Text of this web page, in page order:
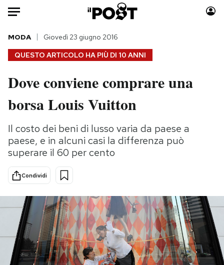
Auto
HOME
Italia
Politica
Tecnologia
Internet
Scienza
Cultura
Economia
Sport
Moda
Consumismi
Storie/Idee
Ok Boomer!
Mondiali calcio 2026
PODCAST
QUESTO ARTICOLO HA PIÙ DI 10 ANNI
MODA Giovedì 23 giugno 2016
Dove conviene comprare una
borsa Louis Vuitton
Il costo dei beni di lusso varia da paese a
paese, e in alcuni casi la differenza può
superare il 60 per cento
Condividi